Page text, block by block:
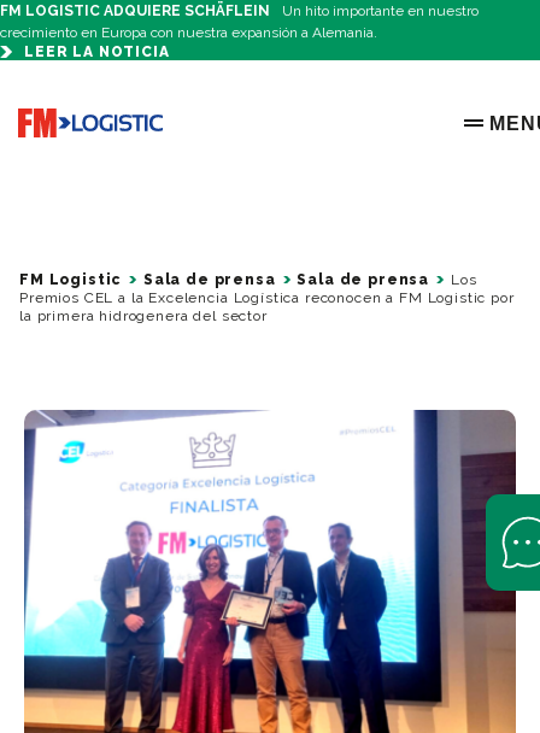
FM LOGISTIC ADQUIERE SCHÄFLEIN
Un hito importante en nuestro
crecimiento en Europa con nuestra expansión a Alemania.
LEER LA NOTICIA
Go to home page
OPEN
FM Logistic Sala de prensa Sala de prensa
Los
Premios CEL a la Excelencia Logística reconocen a FM Logistic por
la primera hidrogenera del sector